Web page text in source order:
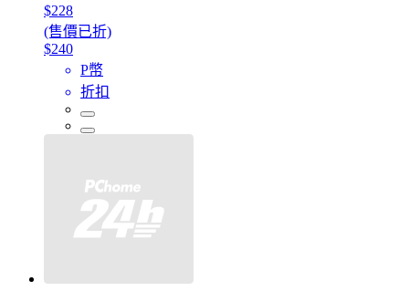
$228
(售價已折)
$240
P幣
折扣